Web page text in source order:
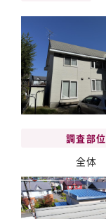
調査部位
全体